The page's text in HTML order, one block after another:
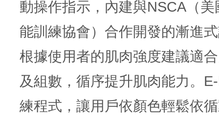
動操作指示，內建與NSCA（
能訓練協會）合作開發的漸進
根據使用者的肌肉強度建議適
及組數，循序提升肌肉能力。
練程式，讓用戶依顏色輕鬆依